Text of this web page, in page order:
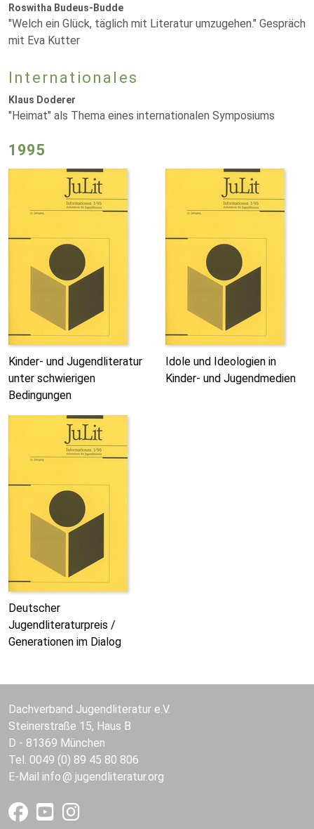
Roswitha Budeus-Budde
"Welch ein Glück, täglich mit Literatur umzugehen." Gespräch
mit Eva Kutter
Internationales
Klaus Doderer
"Heimat" als Thema eines internationalen Symposiums
1995
Kinder- und Jugendliteratur
unter schwierigen
Bedingungen
Idole und Ideologien in
Kinder- und Jugendmedien
Deutscher
Jugendliteraturpreis /
Generationen im Dialog
Dachverband Jugendliteratur e.V.
Steinerstraße 15, Haus B
D - 81369 München
Tel. 0049 (0) 89 45 80 806
E-Mail info jugendliteratur.org